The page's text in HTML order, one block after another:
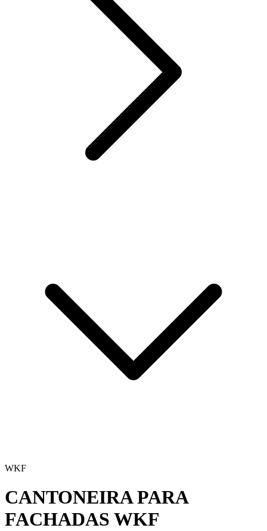
WKF
CANTONEIRA PARA
FACHADAS WKF